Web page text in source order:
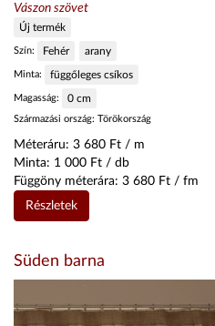
Vászon szövet
Új termék
Szín: Fehér arany
Minta: függőleges csíkos
Magasság: 0 cm
Származási ország: Törökország
Méteráru: 3 680 Ft / m
Minta: 1 000 Ft / db
Függöny méterára: 3 680 Ft / fm
Részletek
Süden barna